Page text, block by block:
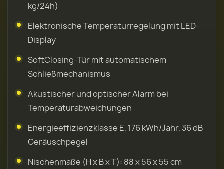
kg/24h)
Elektronische Temperaturregelung mit LED-
Display
SoftClosing-Tür mit automatischem
Schließmechanismus
Akustischer und optischer Alarm bei
Temperaturabweichungen
Energieeffizienzklasse E, 176 kWh/Jahr, 36 dB
Geräuschpegel
Nischenmaße (H x B x T): 88 x 56 x 55 cm